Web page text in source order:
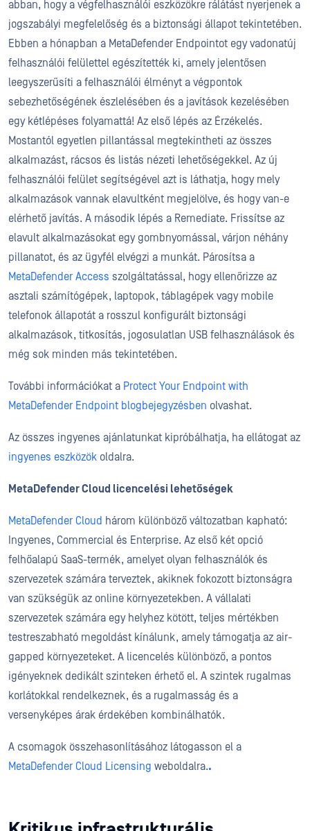
abban, hogy a végfelhasználói eszközökre rálátást nyerjenek a
jogszabályi megfelelőség és a biztonsági állapot tekintetében.
Ebben a hónapban a MetaDefender Endpointot egy vadonatúj
felhasználói felülettel egészítették ki, amely jelentősen
leegyszerűsíti a felhasználói élményt a végpontok
sebezhetőségének észlelésében és a javítások kezelésében
egy kétlépéses folyamattá! Az első lépés az Érzékelés.
Mostantól egyetlen pillantással megtekintheti az összes
alkalmazást, rácsos és listás nézeti lehetőségekkel. Az új
felhasználói felület segítségével azt is láthatja, hogy mely
alkalmazások vannak elavultként megjelölve, és hogy van-e
elérhető javítás. A második lépés a Remediate. Frissítse az
elavult alkalmazásokat egy gombnyomással, várjon néhány
pillanatot, és az ügyfél elvégzi a munkát. Párosítsa a
MetaDefender Access szolgáltatással, hogy ellenőrizze az
asztali számítógépek, laptopok, táblagépek vagy mobile
telefonok állapotát a rosszul konfigurált biztonsági
alkalmazások, titkosítás, jogosulatlan USB felhasználások és
még sok minden más tekintetében.
További információkat a Protect Your Endpoint with
MetaDefender Endpoint blogbejegyzésben olvashat.
Az összes ingyenes ajánlatunkat kipróbálhatja, ha ellátogat az
ingyenes eszközök oldalra.
MetaDefender Cloud licencelési lehetőségek
MetaDefender Cloud három különböző változatban kapható:
Ingyenes, Commercial és Enterprise. Az első két opció
felhőalapú SaaS-termék, amelyet olyan felhasználók és
szervezetek számára terveztek, akiknek fokozott biztonságra
van szükségük az online környezetekben. A vállalati
szervezetek számára egy helyhez kötött, teljes mértékben
testreszabható megoldást kínálunk, amely támogatja az air-
gapped környezeteket. A licencelés különböző, a pontos
igényeknek dedikált szinteken érhető el. A szintek rugalmas
korlátokkal rendelkeznek, és a rugalmasság és a
versenyképes árak érdekében kombinálhatók.
A csomagok összehasonlításához látogasson el a
MetaDefender Cloud Licensing weboldalra..